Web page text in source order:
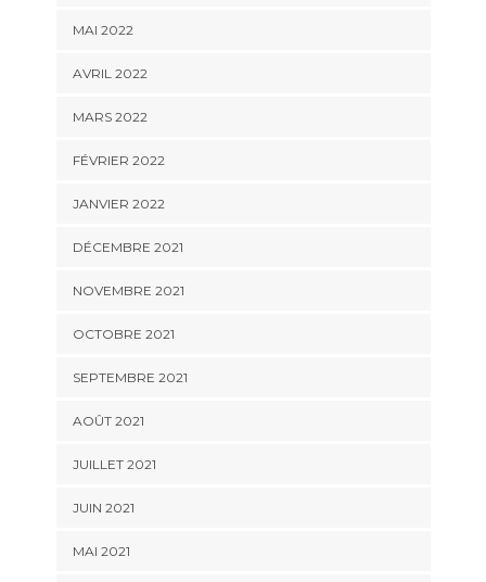
MAI 2022
AVRIL 2022
MARS 2022
FÉVRIER 2022
JANVIER 2022
DÉCEMBRE 2021
NOVEMBRE 2021
OCTOBRE 2021
SEPTEMBRE 2021
AOÛT 2021
JUILLET 2021
JUIN 2021
MAI 2021